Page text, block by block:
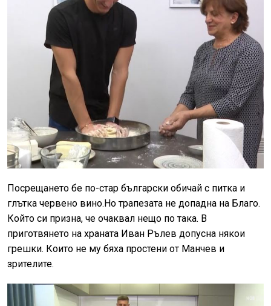
Посрещането бе по-стар български обичай с питка и
глътка червено вино.Но трапезата не допадна на Благо.
Който си призна, че очаквал нещо по така. В
приготвянето на храната Иван Рълев допусна някои
грешки. Които не му бяха простени от Манчев и
зрителите.